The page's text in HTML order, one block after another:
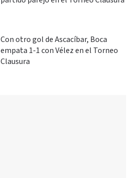
Con otro gol de Ascacíbar, Boca
empata 1-1 con Vélez en el Torneo
Clausura